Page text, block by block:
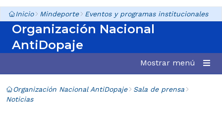
Inicio Mindeporte Eventos y programas institucionales
Organización Nacional
AntiDopaje
Mostrar menú
Organización Nacional AntiDopaje
Sala de prensa
Noticias